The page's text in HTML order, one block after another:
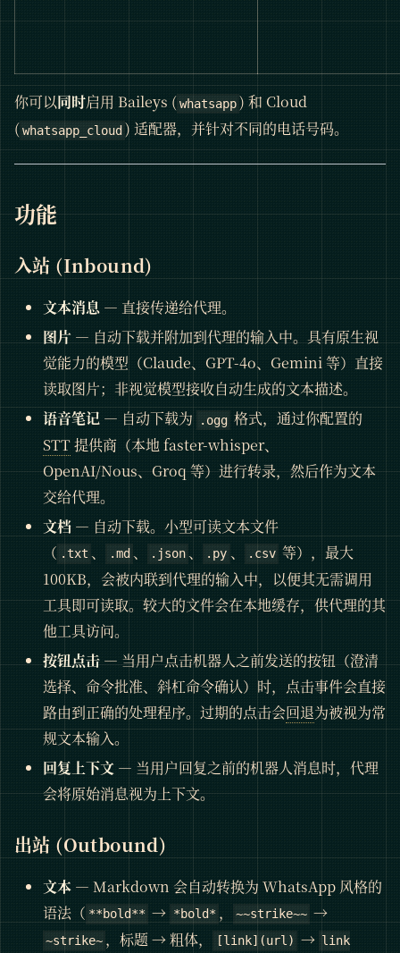
你可以同时启用 Baileys (whatsapp ) 和 Cloud
(whatsapp_cloud ) 适配器，并针对不同的电话号码。
功能
入站 (Inbound)
文本消息 — 直接传递给代理。
图片 — 自动下载并附加到代理的输入中。具有原生视
觉能力的模型（Claude、GPT-4o、Gemini 等）直接
读取图片；非视觉模型接收自动生成的文本描述。
语音笔记 — 自动下载为 .ogg 格式，通过你配置的
STT提供商（本地 faster-whisper、
OpenAI/Nous、Groq 等）进行转录，然后作为文本
交给代理。
文档 — 自动下载。小型可读文本文件
（ .txt 、 .md 、 .json、 .py 、 .csv 等），最大
100KB，会被内联到代理的输入中，以便其无需调用
工具即可读取。较大的文件会在本地缓存，供代理的其
他工具访问。
按钮点击— 当用户点击机器人之前发送的按钮（澄清
选择、命令批准、斜杠命令确认）时，点击事件会直接
路由到正确的处理程序。过期的点击会回退为被视为常
规文本输入。
回复上下文 — 当用户回复之前的机器人消息时，代理
会将原始消息视为上下文。
出站 (Outbound)
文本 — Markdown 会自动转换为 WhatsApp 风格的
语法（ **bold** → *bold* ， ~~strike~~ →
~strike~ ，标题 → 粗体， [link](url) → link